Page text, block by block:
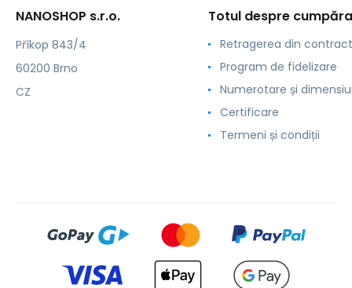
NANOSHOP s.r.o.
Příkop 843/4
60200 Brno
CZ
Totul despre
Retragerea din contract
Program de fidelizare
Numerotare și
Certificare
Termeni și condiții